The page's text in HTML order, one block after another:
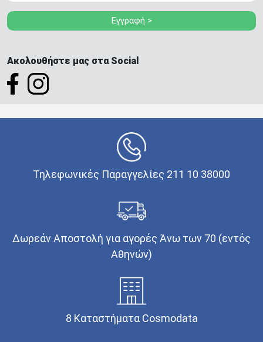
Εγγραφή >
Ακολουθήστε μας στα Social
Τηλεφωνικές Παραγγελίες 211 10 38000
Δωρεάν Αποστολή για αγορές Άνω των 70 (εντός
Αθηνών)
8 Καταστήματα Cosmodata